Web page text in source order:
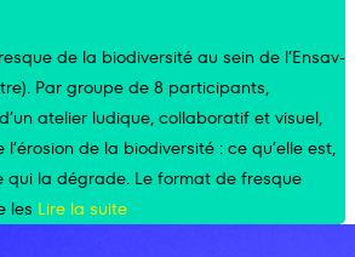
de la biodiversité au sein de l’Ensav-
Par groupe de 8 participants,
atelier ludique, collaboratif et visuel,
de la biodiversité : ce qu’elle est,
qui la dégrade. Le format de fresque
les Lire la suite